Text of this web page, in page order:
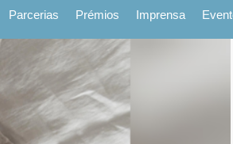
Parcerias Prémios Imprensa